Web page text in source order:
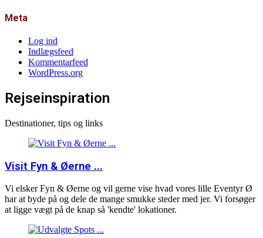
Meta
Log ind
Indlægsfeed
Kommentarfeed
WordPress.org
Rejseinspiration
Destinationer, tips og links
Visit Fyn & Øerne ...
Vi elsker Fyn & Øerne og vil gerne vise hvad vores lille Eventyr Ø
har at byde på og dele de mange smukke steder med jer. Vi forsøger
at ligge vægt på de knap så 'kendte' lokationer.